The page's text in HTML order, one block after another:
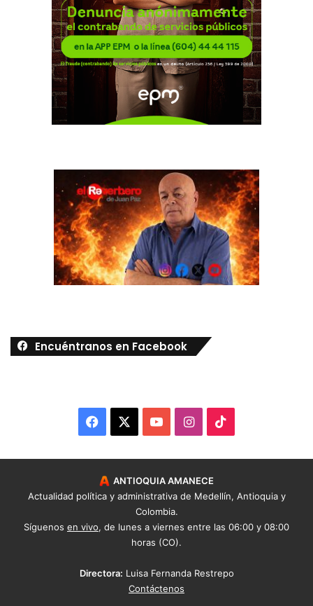
Encuéntranos en Facebook
Facebook YouTubeInstagram
ANTIOQUIA AMANECE
Actualidad política y administrativa de Medellín, Antioquia y
Colombia.
Síguenos en vivo, de lunes a viernes entre las 06:00 y 08:00
horas (CO).
Directora: Luisa Fernanda Restrepo
Contáctenos